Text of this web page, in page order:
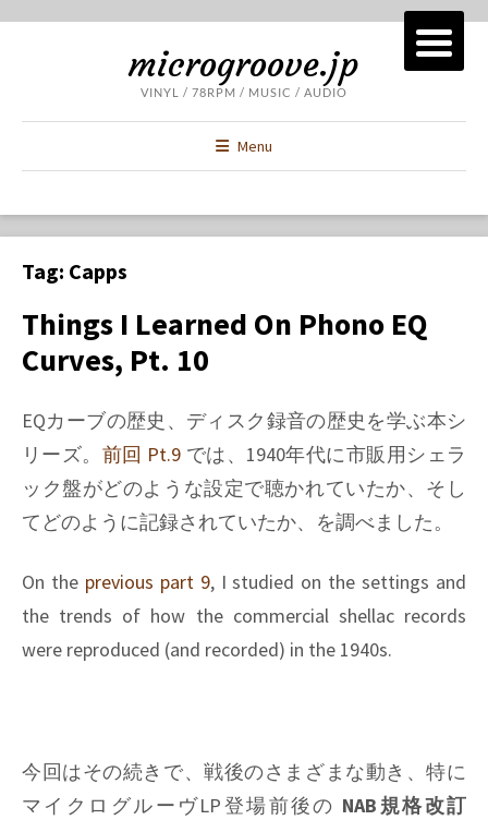
microgroove.jp
VINYL / 78RPM / MUSIC / AUDIO
Menu
Tag: Capps
Things I Learned On Phono EQ
Curves, Pt. 10
EQカーブの歴史、ディスク録音の歴史を学ぶ本シ
リーズ。 前回 Pt.9 では、1940年代に市販用シェラ
ック盤がどのような設定で聴かれていたか、そし
てどのように記録されていたか、を調べました。
On the previous part 9, I studied on the settings and
the trends of how the commercial shellac records
were reproduced (and recorded) in the 1940s.
今回はその続きで、戦後のさまざまな動き、特に
マイクログルーヴLP登場前後の NAB規格改訂